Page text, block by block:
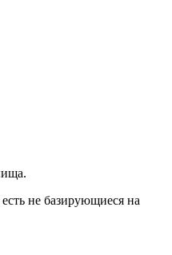
не базирующиеся на